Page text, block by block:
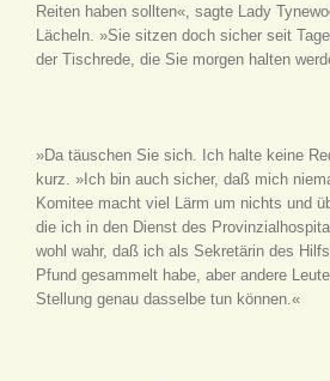
Reiten haben sollten«, sagte Lady
Lächeln. »Sie sitzen doch sicher seit
der Tischrede, die Sie morgen halten
»Da täuschen Sie sich. Ich halte keine
kurz. »Ich bin auch sicher, daß mich
Komitee macht viel Lärm um nichts und
die ich in den Dienst des
wohl wahr, daß ich als Sekretärin des
Pfund gesammelt habe, aber andere
Stellung genau dasselbe tun können.«